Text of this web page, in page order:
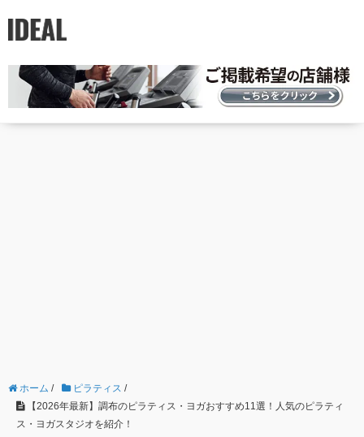
ホーム / ピラティス /
【2026年最新】調布のピラティス・ヨガおすすめ11選！人気のピラティ
ス・ヨガスタジオを紹介！